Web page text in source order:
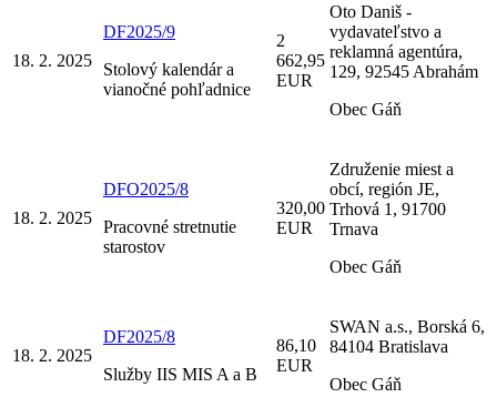
18. 2. 2025
DF2025/9
Stolový kalendár a
vianočné pohľadnice
2
662,95
EUR
Oto Daniš -
vydavateľstvo a
reklamná agentúra,
129, 92545 Abrahám
Obec Gáň
18. 2. 2025
DFO2025/8
Pracovné stretnutie
starostov
320,00
EUR
Združenie miest a
obcí, región JE,
Trhová 1, 91700
Trnava
Obec Gáň
18. 2. 2025
DF2025/8
Služby IIS MIS A a B
86,10
EUR
SWAN a.s., Borská 6,
84104 Bratislava
Obec Gáň